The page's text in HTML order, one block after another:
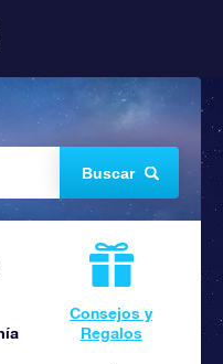
Buscar
Consejos y
Regalos